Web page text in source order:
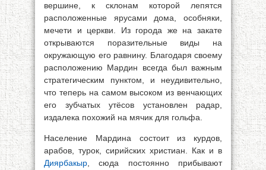
вершине, к склонам которой лепятся
расположенные ярусами дома, особняки,
мечети и церкви. Из города же на закате
открываются поразительные виды на
окружающую его равнину. Благодаря своему
расположению Мардин всегда был важным
стратегическим пунктом, и неудивительно,
что теперь на самом высоком из венчающих
его зубчатых утёсов установлен радар,
издалека похожий на мячик для гольфа.
Население Мардина состоит из курдов,
арабов, турок, сирийских христиан. Как и в
Диярбакыр, сюда постоянно прибывают